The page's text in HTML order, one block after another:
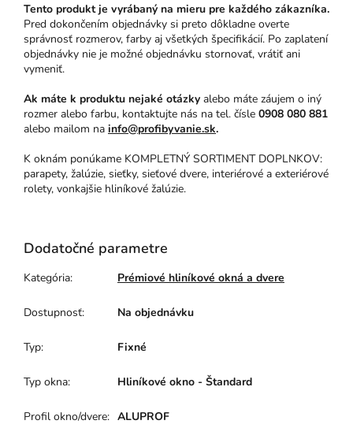
Tento produkt je vyrábaný na mieru pre každého zákazníka.
Pred dokončením objednávky si preto dôkladne overte
správnosť rozmerov, farby aj všetkých špecifikácií. Po zaplatení
objednávky nie je možné objednávku stornovať, vrátiť ani
vymeniť.
Ak máte k produktu nejaké otázky alebo máte záujem o iný
rozmer alebo farbu, kontaktujte nás na tel. čísle 0908 080 881
alebo mailom na info@profibyvanie.sk.
K oknám ponúkame KOMPLETNÝ SORTIMENT DOPLNKOV:
parapety, žalúzie, sieťky, sieťové dvere, interiérové a exteriérové
rolety, vonkajšie hliníkové žalúzie.
Dodatočné parametre
Kategória: Prémiové hliníkové okná a dvere
Dostupnosť: Na objednávku
Typ: Fixné
Typ okna: Hliníkové okno - Štandard
Profil okno/dvere: ALUPROF